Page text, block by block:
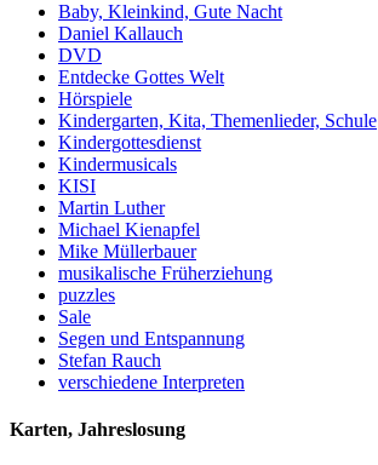
Baby, Kleinkind, Gute Nacht
Daniel Kallauch
DVD
Entdecke Gottes Welt
Hörspiele
Kindergarten, Kita, Themenlieder, Schule
Kindergottesdienst
Kindermusicals
KISI
Martin Luther
Michael Kienapfel
Mike Müllerbauer
musikalische Früherziehung
puzzles
Sale
Segen und Entspannung
Stefan Rauch
verschiedene Interpreten
Karten, Jahreslosung